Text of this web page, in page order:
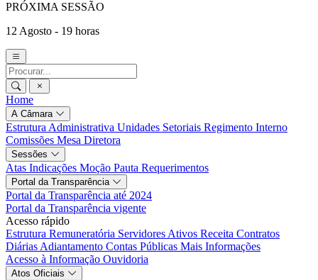
PRÓXIMA SESSÃO
12 Agosto - 19 horas
Home
A Câmara
Estrutura Administrativa Unidades Setoriais Regimento Interno
Comissões Mesa Diretora
Sessões
Atas Indicações Moção Pauta Requerimentos
Portal da Transparência
Portal da Transparência até 2024
Portal da Transparência vigente
Acesso rápido
Estrutura Remuneratória Servidores Ativos Receita Contratos
Diárias Adiantamento Contas Públicas Mais Informações
Acesso à Informação Ouvidoria
Atos Oficiais